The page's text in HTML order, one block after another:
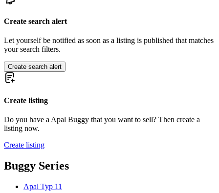
Create search alert
Let yourself be notified as soon as a listing is published that matches
your search filters.
Create search alert
Create listing
Do you have a Apal Buggy that you want to sell? Then create a
listing now.
Create listing
Buggy Series
Apal Typ 11